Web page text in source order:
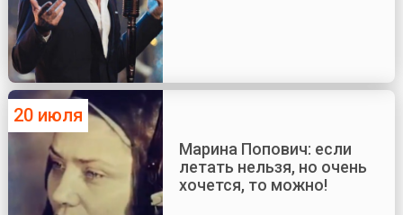
20 июля
Марина Попович: если
летать нельзя, но очень
хочется, то можно!